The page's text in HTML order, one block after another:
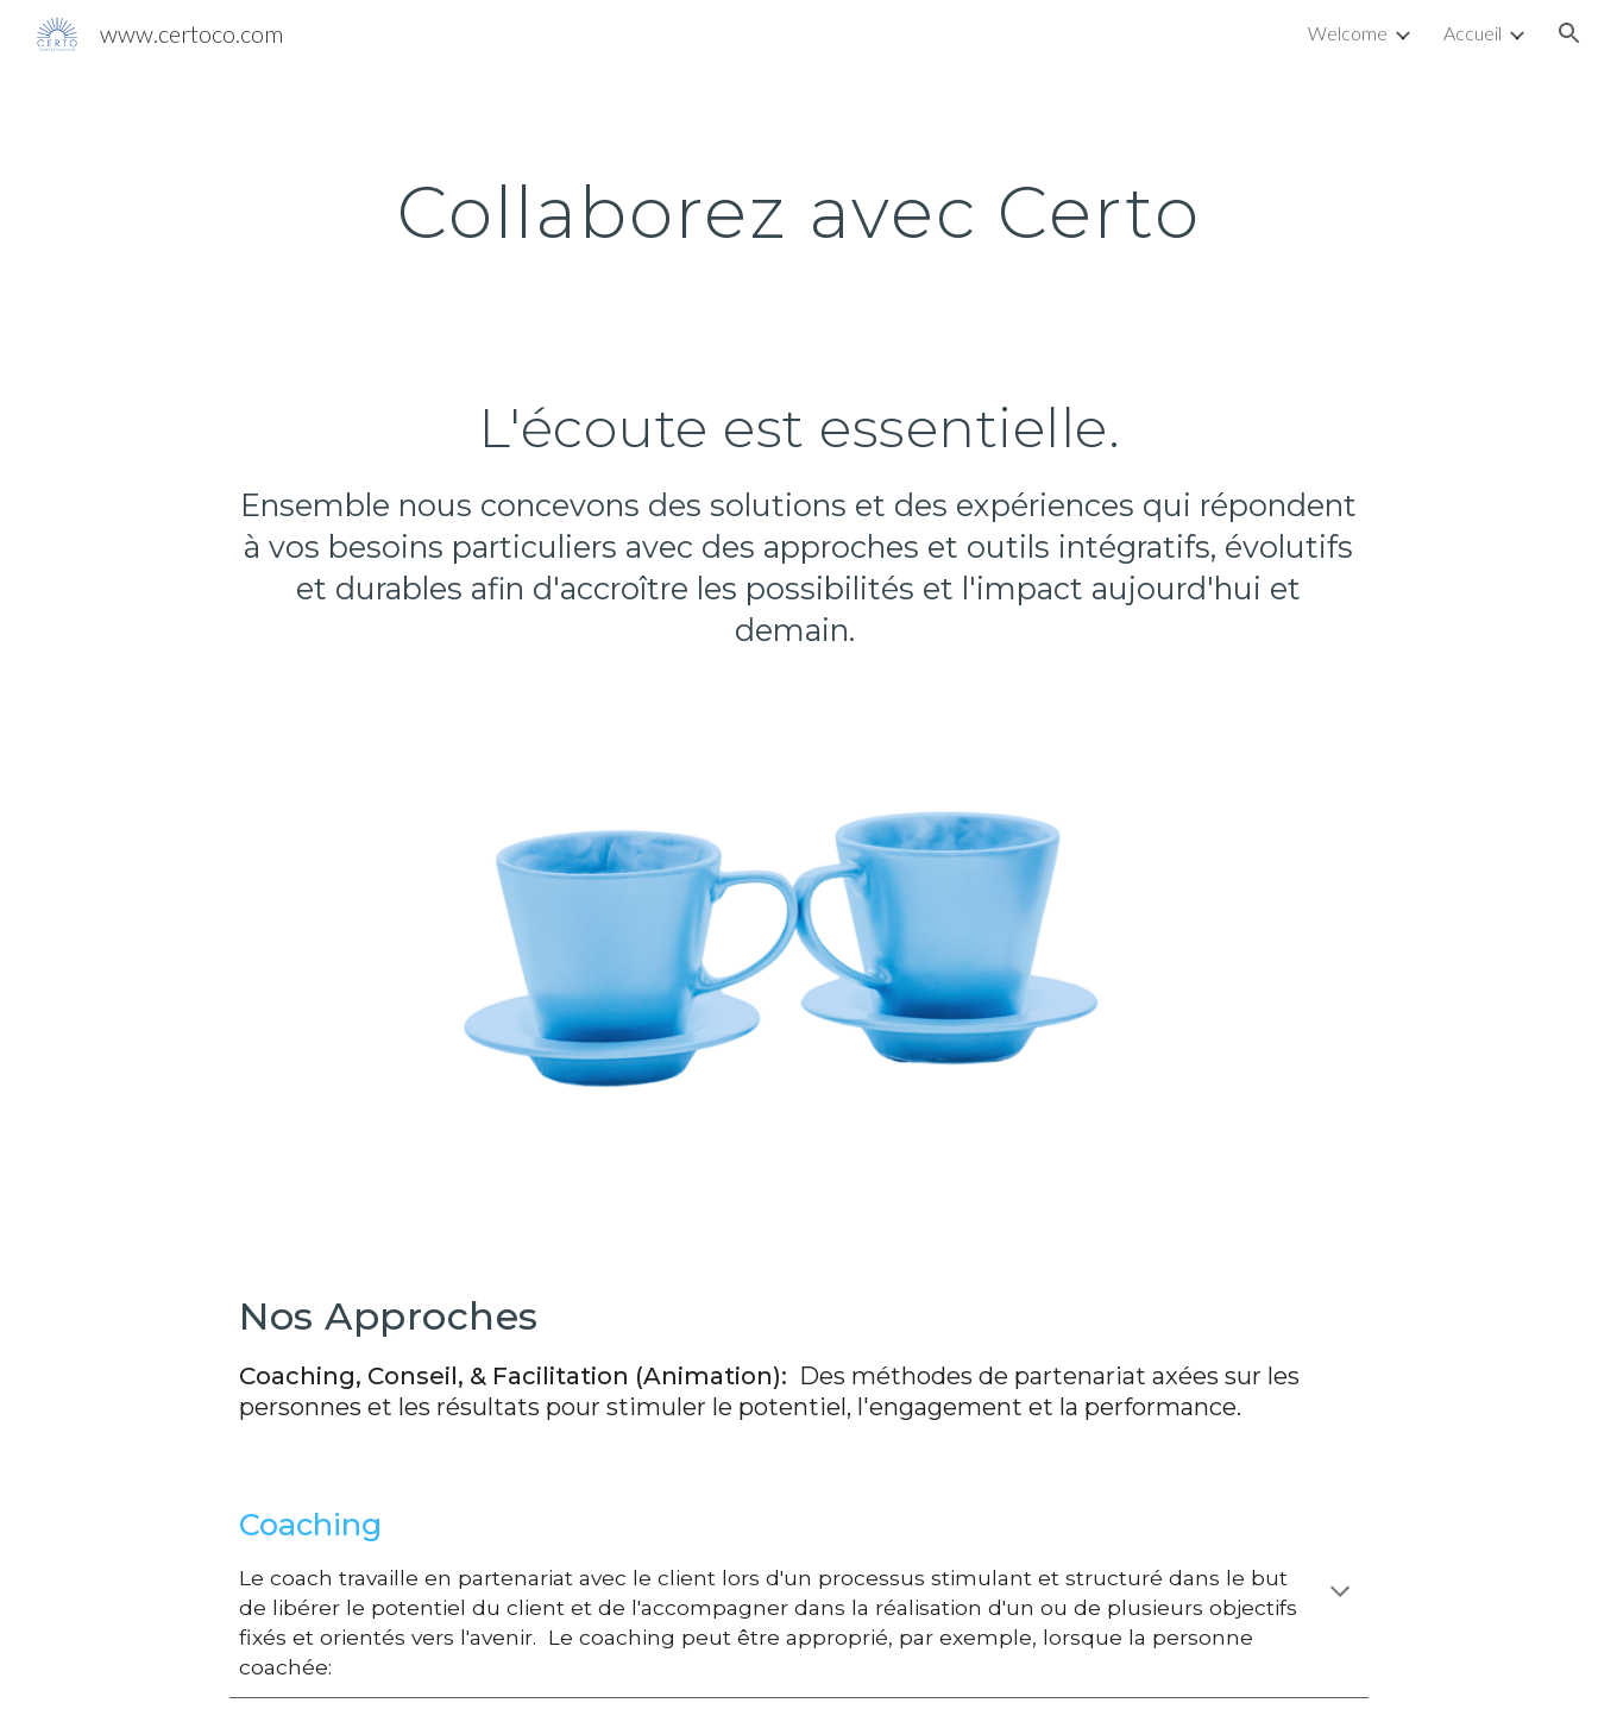
www.certoco.com Welcome Accueil
Collaborez avec Certo
L'écoute est essentielle.
Ensemble nous concevons des solutions et des expériences qui répondent
à vos besoins particuliers avec des approches et outils intégratifs, évolutifs
et durables afin d'accroître les possibilités et l'impact aujourd'hui et
demain.
Nos Approches
Coaching, Conseil, & Facilitation (Animation): Des méthodes de partenariat axées sur les
personnes et les résultats pour stimuler le potentiel, l'engagement et la performance.
Coaching
Le coach travaille en partenariat avec le client lors d'un processus stimulant et structuré dans le but
de libérer le potentiel du client et de l'accompagner dans la réalisation d'un ou de plusieurs objectifs
fixés et orientés vers l'avenir. Le coaching peut être approprié, par exemple, lorsque la personne
coachée: